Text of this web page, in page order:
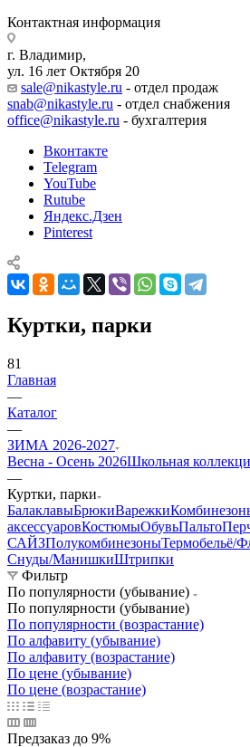
Контактная информация
г. Владимир,
ул. 16 лет Октября 20
sale@nikastyle.ru - отдел продаж
snab@nikastyle.ru - отдел снабжения
office@nikastyle.ru - бухгалтерия
Вконтакте
Telegram
YouTube
Rutube
Яндекс.Дзен
Pinterest
Куртки, парки
81
Главная
—
Каталог
—
ЗИМА 2026-2027
Весна - Осень 2026Школьная
—
Куртки, парки
БалаклавыБрюкиВарежки
аксессуаровКостюмыОбувьПальто
САЙЗПолукомбинезоныТермобельё/
Снуды/МанишкиШтрипки
Фильтр
По популярности (убывание)
По популярности (убывание)
По популярности (возрастание)
По алфавиту (убывание)
По алфавиту (возрастание)
По цене (убывание)
По цене (возрастание)
Предзаказ до 9%